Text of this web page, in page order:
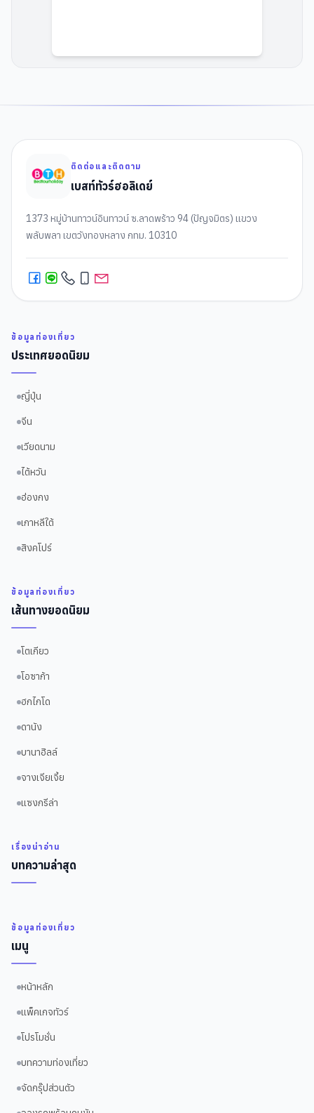
ติดต่อและติดตาม
เบสท์ทัวร์ฮอลิเดย์
1373 หมู่บ้านทาวน์อินทาวน์ ซ.ลาดพร้าว 94 (ปัญจมิตร) แขวง
พลับพลา เขตวังทองหลาง กทม. 10310
ข้อมูลท่องเที่ยว
ประเทศยอดนิยม
ญี่ปุ่น
จีน
เวียดนาม
ไต้หวัน
ฮ่องกง
เกาหลีใต้
สิงคโปร์
ข้อมูลท่องเที่ยว
เส้นทางยอดนิยม
โตเกียว
โอซาก้า
ฮกไกโด
ดานัง
บานาฮิลล์
จางเจียเจี้ย
แซงกรีล่า
เรื่องน่าอ่าน
บทความล่าสุด
ข้อมูลท่องเที่ยว
เมนู
หน้าหลัก
แพ็คเกจทัวร์
โปรโมชั่น
บทความท่องเที่ยว
จัดกรุ๊ปส่วนตัว